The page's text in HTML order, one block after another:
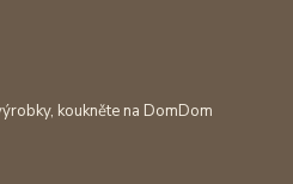
koukněte na DomDom